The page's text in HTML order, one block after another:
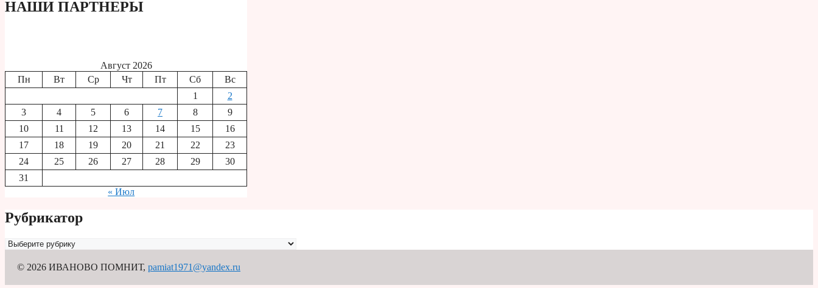
НАШИ ПАРТНЕРЫ
Август 2026
Пн
Вт Ср Чт Пт Сб
Вс
1
2
3
4 5 6 7 8
9
10
11 12 13 14 15
16
17
18 19 20 21 22
23
24
25 26 27 28 29
30
31
« Июл
Рубрикатор
Рубрикатор
© 2026 ИВАНОВО ПОМНИТ, pamiat1971@yandex.ru